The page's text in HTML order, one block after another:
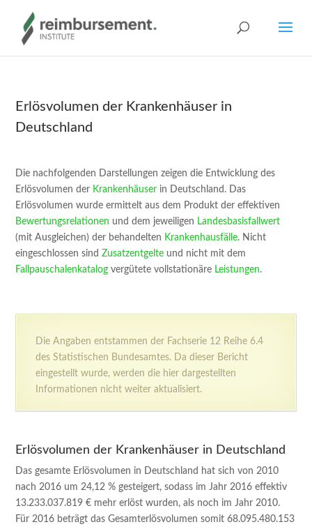
Erlösvolumen der Krankenhäuser in
Deutschland
Die nachfolgenden Darstellungen zeigen die Entwicklung des
Erlösvolumen der Krankenhäuser in Deutschland. Das
Erlösvolumen wurde ermittelt aus dem Produkt der effektiven
Bewertungsrelationen und dem jeweiligen Landesbasisfallwert
(mit Ausgleichen) der behandelten Krankenhausfälle. Nicht
eingeschlossen sindZusatzentgelte und nicht mit dem
Fallpauschalenkatalog vergütete vollstationäre Leistungen.
Die Angaben entstammen der Fachserie 12 Reihe 6.4
des Statistischen Bundesamtes. Da dieser Bericht
eingestellt wurde, werden die hier dargestellten
Informationen nicht weiter aktualisiert.
Erlösvolumen der Krankenhäuser in Deutschland
Das gesamte Erlösvolumen in Deutschland hat sich von 2010
nach 2016 um 24,12 % gesteigert, sodass im Jahr 2016 effektiv
13.233.037.819 € mehr erlöst wurden, als noch im Jahr 2010.
Für 2016 beträgt das Gesamterlösvolumen somit 68.095.480.153